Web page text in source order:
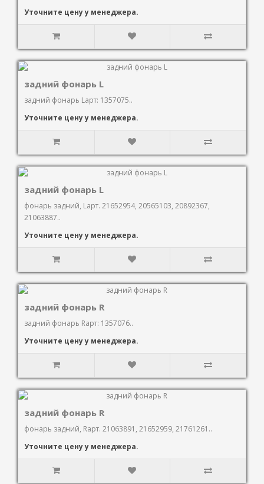
Уточните цену у менеджера.
задний фонарь L
задний фонарь Lарт: 1357075..
Уточните цену у менеджера.
задний фонарь L
фонарь задний, Lарт. 21652954, 20565103, 20892367,
21063887..
Уточните цену у менеджера.
задний фонарь R
задний фонарь Rарт: 1357076..
Уточните цену у менеджера.
задний фонарь R
фонарь задний, Rарт. 21063891, 21652959, 21761261..
Уточните цену у менеджера.